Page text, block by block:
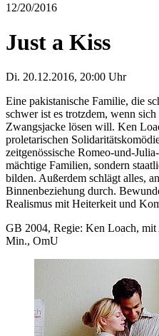
12/20/2016
Just a Kiss
Di. 20.12.2016, 20:00 Uhr
Eine pakistanische Familie, die
schwer ist es trotzdem, wenn
Zwangsjacke lösen will. Ken
proletarischen
zeitgenössische Romeo-und-
mächtige Familien, sondern
bilden. Außerdem schlägt alles,
Binnenbeziehung durch.
Realismus mit Heiterkeit und
GB 2004, Regie: Ken Loach,
Min., OmU